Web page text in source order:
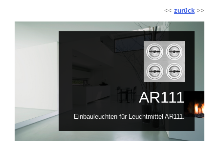
<< zurück >>
AR111
Einbauleuchten für Leuchtmittel AR111.